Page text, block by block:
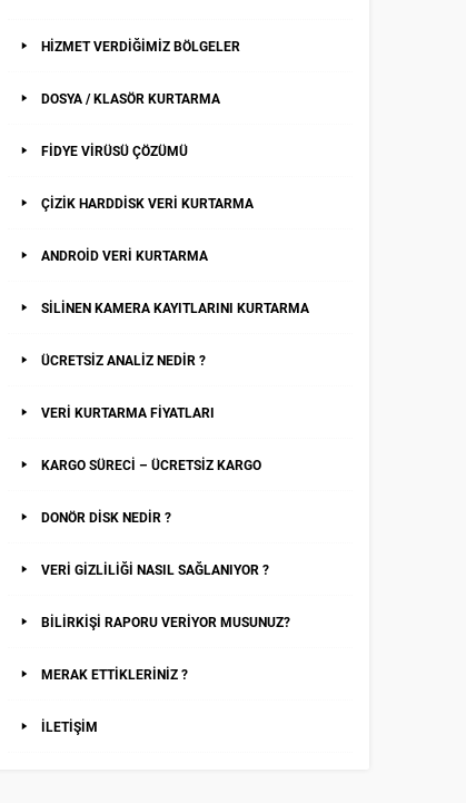
HİZMET VERDİĞİMİZ BÖLGELER
DOSYA / KLASÖR KURTARMA
FİDYE VİRÜSÜ ÇÖZÜMÜ
ÇİZİK HARDDİSK VERİ KURTARMA
ANDROİD VERİ KURTARMA
SİLİNEN KAMERA KAYITLARINI KURTARMA
ÜCRETSİZ ANALİZ NEDİR ?
VERİ KURTARMA FİYATLARI
KARGO SÜRECİ – ÜCRETSİZ KARGO
DONÖR DİSK NEDİR ?
VERİ GİZLİLİĞİ NASIL SAĞLANIYOR ?
BİLİRKİŞİ RAPORU VERİYOR MUSUNUZ?
MERAK ETTİKLERİNİZ ?
İLETİŞİM